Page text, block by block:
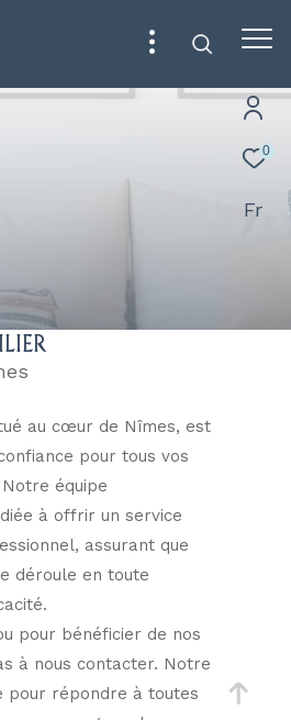
0
Fr
au cœur de Nîmes, est
pour tous vos
équipe
à offrir un service
assurant que
déroule en toute
pour bénéficier de nos
à nous contacter. Notre
pour répondre à toutes